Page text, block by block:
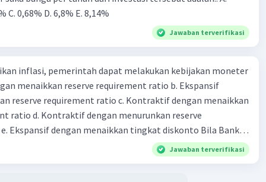
C. 0,68% D. 6,8% Ε. 8,14%
Jawaban terverifikasi
inflasi, pemerintah dapat melakukan kebijakan moneter
menaikkan reserve requirement ratio b. Ekspansif
reserve requirement ratio c. Kontraktif dengan menaikkan
ratio d. Kontraktif dengan menurunkan reserve
dengan menaikkan tingkat diskonto Bila Bank
kebijakan moneter ekspansif, ceteris paribus maka .... a.
di mana bentuk kurva jumlah uang beredar (penawaran
Jawaban terverifikasi